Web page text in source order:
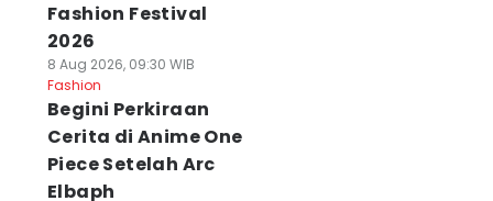
Fashion Festival
2026
8 Aug 2026, 09:30 WIB
Fashion
Begini Perkiraan
Cerita di Anime One
Piece Setelah Arc
Elbaph